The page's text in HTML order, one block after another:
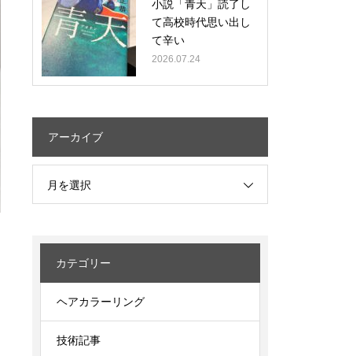
小説「青天」読了し
て高校時代思い出し
て辛い
2026.07.24
アーカイブ
月を選択
カテゴリー
ヘアカラーリング
技術記事